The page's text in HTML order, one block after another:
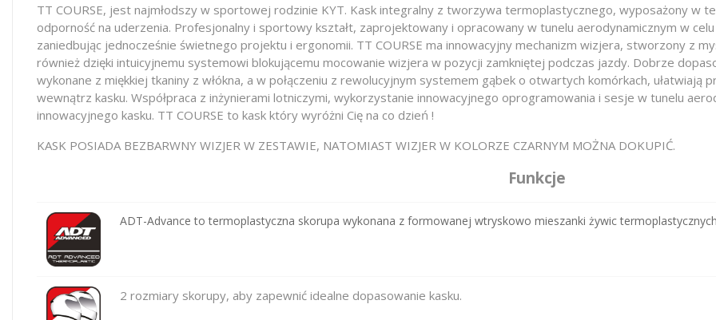
TT COURSE, jest najmłodszy w sportowej rodzinie KYT. Kask integralny z tworzywa termoplastycznego, wyposażony w
odporność na uderzenia. Profesjonalny i sportowy kształt, zaprojektowany i opracowany w tunelu aerodynamicznym w
zaniedbując jednocześnie świetnego projektu i ergonomii. TT COURSE ma innowacyjny mechanizm wizjera, stworzony z
również dzięki intuicyjnemu systemowi blokującemu mocowanie wizjera w pozycji zamkniętej podczas jazdy. Dobrze
wykonane z miękkiej tkaniny z włókna, a w połączeniu z rewolucyjnym systemem gąbek o otwartych komórkach,
wewnątrz kasku. Współpraca z inżynierami lotniczymi, wykorzystanie innowacyjnego oprogramowania i sesje w tunelu
innowacyjnego kasku. TT COURSE to kask który wyróżni Cię na co dzień !
KASK POSIADA BEZBARWNY WIZJER W ZESTAWIE, NATOMIAST WIZJER W KOLORZE CZARNYM MOŻNA DOKUPIĆ.
Funkcje
ADT-Advance to termoplastyczna skorupa wykonana z formowanej wtryskowo mieszanki żywic
2 rozmiary skorupy, aby zapewnić idealne dopasowanie kasku.